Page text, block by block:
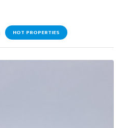
HOT PROPERTIES